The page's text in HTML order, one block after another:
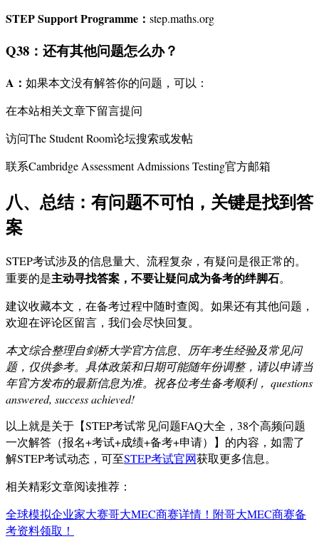
STEP Support Programme： step.maths.org
Q38：还有其他问题怎么办？
A： 如果本文没有解答你的问题，可以：
在本站相关文章下留言提问
访问The Student Room论坛搜索或发帖
联系Cambridge Assessment Admissions Testing官方邮箱
八、总结：有问题不可怕，关键是找到答
案
STEP考试涉及的信息量大、流程复杂，有疑问是很正常的。
重要的是主动寻找答案，不要让疑问成为备考的绊脚石。
建议收藏本文，在备考过程中随时查阅。如果还有其他问题，
欢迎在评论区留言，我们会尽快回复。
本文综合整理自剑桥大学官方信息、历年考生经验及常见问
题，仅供参考。具体政策和日期可能随年份调整，请以申请当
年官方发布的最新信息为准。祝各位考生备考顺利， questions
answered, success achieved!
以上就是关于【STEP考试常见问题FAQ大全，38个高频问题
一次解答（报名+考试+成绩+备考+申请）】的内容，如需了
解STEP考试动态，可至STEP考试官网获取更多信息。
相关精彩文章阅读推荐：
全球模拟企业家大赛哥大MEC商赛详情！附哥大MEC商赛备
考资料领取！